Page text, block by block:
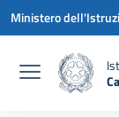
Vai ai contenuti
Vai al menu di
Vai al footer
Ministero